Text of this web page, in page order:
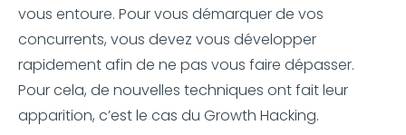
vous entoure. Pour vous démarquer de vos
concurrents, vous devez vous développer
rapidement afin de ne pas vous faire dépasser.
Pour cela, de nouvelles techniques ont fait leur
apparition, c’est le cas du Growth Hacking.